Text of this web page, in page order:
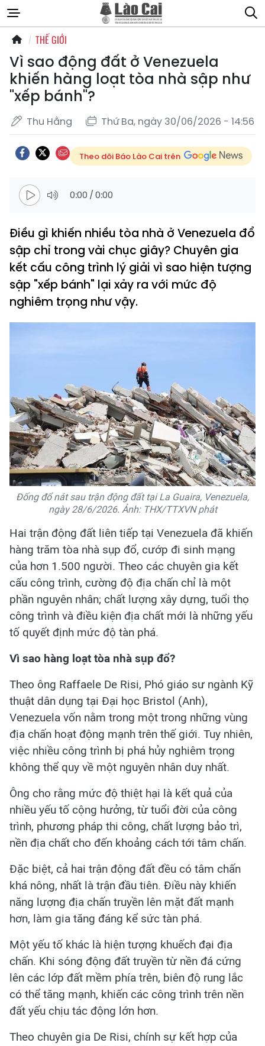
THẾ GIỚI
Vì sao động đất ở Venezuela
khiến hàng loạt tòa nhà sập như
"xếp bánh"?
Thu Hằng Thứ Ba, ngày 30/06/2026 - 14:56
Theo dõi Báo Lào Cai trên
0:00 /0:00
Điều gì khiến nhiều tòa nhà ở Venezuela đổ
sập chỉ trong vài chục giây? Chuyên gia
kết cấu công trình lý giải vì sao hiện tượng
sập "xếp bánh" lại xảy ra với mức độ
nghiêm trọng như vậy.
Đống đổ nát sau trận động đất tại La Guaira, Venezuela,
ngày 28/6/2026. Ảnh: THX/TTXVN phát
Hai trận động đất liên tiếp tại Venezuela đã khiến
hàng trăm tòa nhà sụp đổ, cướp đi sinh mạng
của hơn 1.500 người. Theo các chuyên gia kết
cấu công trình, cường độ địa chấn chỉ là một
phần nguyên nhân; chất lượng xây dựng, tuổi thọ
công trình và điều kiện địa chất mới là những yếu
tố quyết định mức độ tàn phá.
Vì sao hàng loạt tòa nhà sụp đổ?
Theo ông Raffaele De Risi, Phó giáo sư ngành Kỹ
thuật dân dụng tại Đại học Bristol (Anh),
Venezuela vốn nằm trong một trong những vùng
địa chấn hoạt động mạnh trên thế giới. Tuy nhiên,
việc nhiều công trình bị phá hủy nghiêm trọng
không thể quy về một nguyên nhân duy nhất.
Ông cho rằng mức độ thiệt hại là kết quả của
nhiều yếu tố cộng hưởng, từ tuổi đời của công
trình, phương pháp thi công, chất lượng bảo trì,
nền địa chất cho đến khoảng cách tới tâm chấn.
Đặc biệt, cả hai trận động đất đều có tâm chấn
khá nông, nhất là trận đầu tiên. Điều này khiến
năng lượng địa chấn truyền lên mặt đất mạnh
hơn, làm gia tăng đáng kể sức tàn phá.
Một yếu tố khác là hiện tượng khuếch đại địa
chấn. Khi sóng động đất truyền từ nền đá cứng
lên các lớp đất mềm phía trên, biên độ rung lắc
có thể tăng mạnh, khiến các công trình trên nền
đất yếu chịu tác động lớn hơn.
Theo chuyên gia De Risi, chính sự kết hợp của